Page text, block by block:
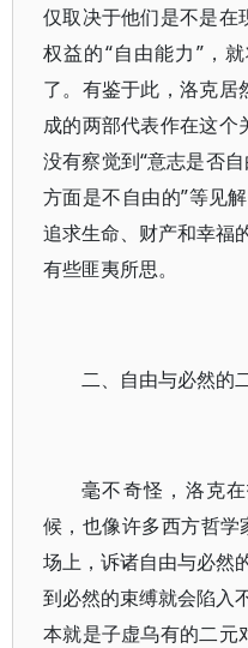
仅取决于他们是不是在
权益的“自由能力”，
了。有鉴于此，洛克居
成的两部代表作在这个
没有察觉到“意志是否
方面是不自由的”等见
追求生命、财产和幸福
有些匪夷所思。
二、自由与必然的
毫不奇怪，洛克
候，也像许多西方哲学
场上，诉诸自由与必然
到必然的束缚就会陷入
本就是子虚乌有的二元